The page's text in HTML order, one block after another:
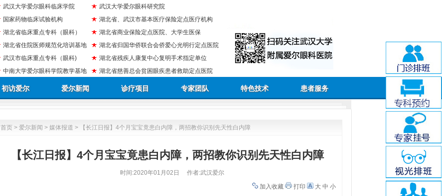
武汉大学爱尔眼科临床学院
国家药物临床试验机构
湖北省临床重点专科（眼科）
湖北省住院医师规范化培训基地
武汉市临床重点专科（眼科)
中南大学爱尔眼科学院教学基地
武汉大学爱尔眼科研究院
湖北省、武汉市基本医疗保险定点医疗机构
湖北省商业保险定点医院、大学生医保
湖北省归国华侨联合会侨爱心光明行定点医院
湖北省残疾人康复中心复明手术指定单位
湖北省慈善总会贫困眼疾患者救助定点医院
初访爱尔 爱尔新闻 诊疗项目 专家团队 特色技术 患者服务
首页 > 爱尔新闻 > 媒体报道 > 【长江日报】4个月宝宝竟患白内障，两招教你识别先天性白内障
【长江日报】4个月宝宝竟患白内障，两招教你识别先天性白内障
时间:2020年01月02日
作者:武汉爱尔
加入收藏
打印 大 中 小